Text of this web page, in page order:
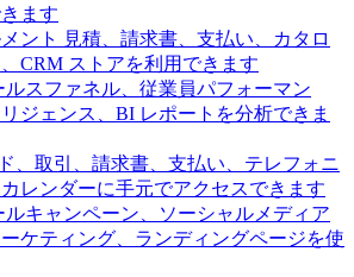
ます
ント
見積、請求書、支払い、カタロ
CRM ストアを利用できます
ルスファネル、従業員パフォーマン
ジェンス、BI レポートを分析できま
、取引、請求書、支払い、テレフォニ
レンダーに手元でアクセスできます
ルキャンペーン、ソーシャルメディア
ケティング、ランディングページを使